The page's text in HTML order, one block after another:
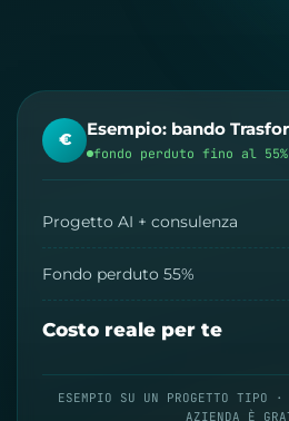
€ Esempio: bando
fondo perduto fino al 55%
Progetto AI + consulenza
Fondo perduto 55%
Costo reale per te
ESEMPIO SU UN PROGETTO TIPO
AZIENDA È